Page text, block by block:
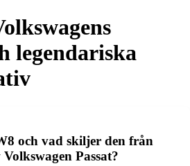
legendariska
och vad skiljer den från
Passat?